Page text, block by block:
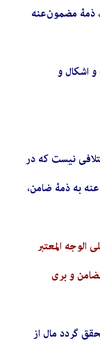
ذمۀ مضمون‌عنه
اشکال و
نیست که در
به ذمۀ ضامن،
الوجه المعتبر
و بري
گردد مال از